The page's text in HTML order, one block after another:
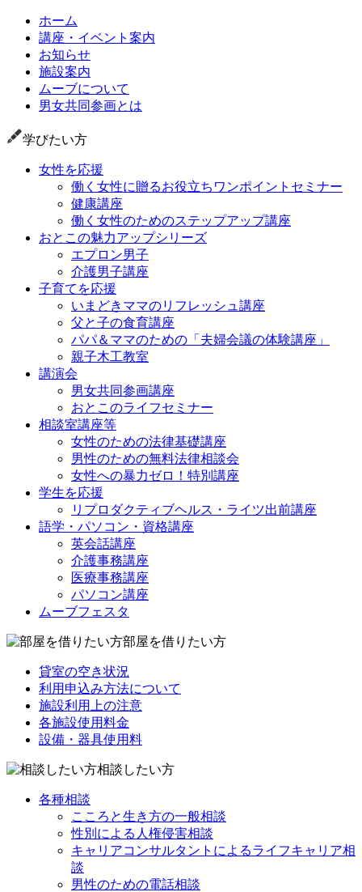
ホーム
講座・イベント案内
お知らせ
施設案内
ムーブについて
男女共同参画とは
学びたい方
女性を応援
働く女性に贈るお役立ちワンポイントセミナー
健康講座
働く女性のためのステップアップ講座
おとこの魅力アップシリーズ
エプロン男子
介護男子講座
子育てを応援
いまどきママのリフレッシュ講座
父と子の食育講座
パパ＆ママのための「夫婦会議の体験講座」
親子木工教室
講演会
男女共同参画講座
おとこのライフセミナー
相談室講座等
女性のための法律基礎講座
男性のための無料法律相談会
女性への暴力ゼロ！特別講座
学生を応援
リプロダクティブヘルス・ライツ出前講座
語学・パソコン・資格講座
英会話講座
介護事務講座
医療事務講座
パソコン講座
ムーブフェスタ
部屋を借りたい方
貸室の空き状況
利用申込み方法について
施設利用上の注意
各施設使用料金
設備・器具使用料
相談したい方
各種相談
こころと生き方の一般相談
性別による人権侵害相談
キャリアコンサルタントによるライフキャリア相
談
男性のための電話相談